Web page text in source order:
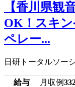
【香川県観
OK！スキ
ペレー...
日研トータルソー
給与 月収例